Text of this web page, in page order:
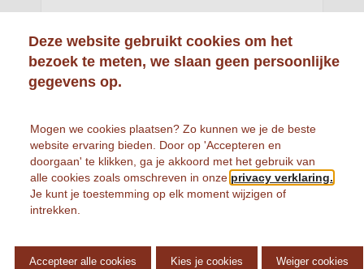
MINI POETSPAPIER CELLULOSE 1LGS (ZONDER
€ 35, 18Prijs per stuk

Deze website gebruikt cookies om het
bezoek te meten, we slaan geen persoonlijke
gegevens op.
Mogen we cookies plaatsen? Zo kunnen we je de beste
website ervaring bieden. Door op 'Accepteren en
doorgaan' te klikken, ga je akkoord met het gebruik van
alle cookies zoals omschreven in onze privacy verklaring.
Je kunt je toestemming op elk moment wijzigen of
intrekken.
Accepteer alle cookies Kies je cookies Weiger cookies